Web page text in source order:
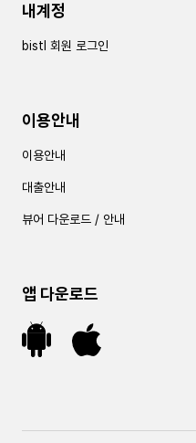
내계정
bistl 회원 로그인
이용안내
이용안내
대출안내
뷰어 다운로드 / 안내
앱 다운로드